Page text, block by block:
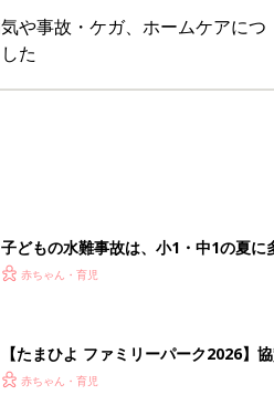
赤ちゃん・育児
1才・2才・3才 子どもの力を伸ばす本
1 2 3